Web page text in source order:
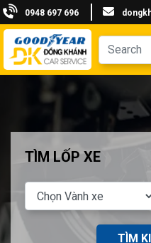
0948 697 696
TÌM LỐP XE
TÌM